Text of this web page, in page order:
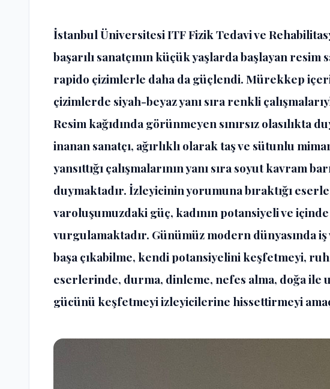
İstanbul Üniversitesi ITF Fizik Tedavi ve
başarılı sanatçının küçük yaşlarda başlayan resim
rapido çizimlerle daha da güçlendi. Mürekkep
çizimlerde siyah-beyaz yanı sıra renkli
Resim kağıdında görünmeyen sınırsız olasılıkta
inanan sanatçı, ağırlıklı olarak taş ve sütunlu
yansıttığı çalışmalarının yanı sıra soyut kavram
duymaktadır. İzleyicinin yorumuna bıraktığı
varoluşumuzdaki güç, kadının potansiyeli ve içinde
vurgulamaktadır. Günümüz modern dünyasında
başa çıkabilme, kendi potansiyelini keşfetmeyi,
eserlerinde, durma, dinleme, nefes alma, doğa ile
gücünü keşfetmeyi izleyicilerine hissettirmeyi